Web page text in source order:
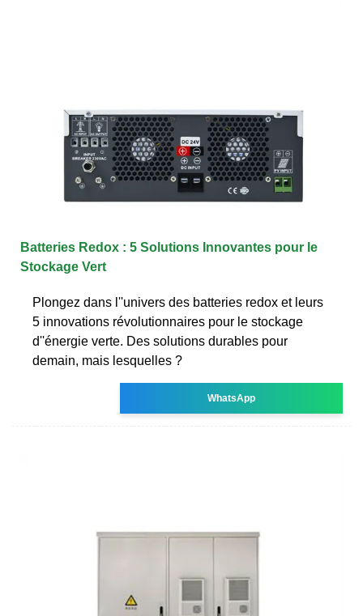
Batteries Redox : 5 Solutions Innovantes pour le
Stockage Vert
Plongez dans l''univers des batteries redox et leurs
5 innovations révolutionnaires pour le stockage
d''énergie verte. Des solutions durables pour
demain, mais lesquelles ?
WhatsApp